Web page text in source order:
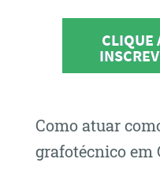
CLIQUE
Como atuar
grafotécnico em